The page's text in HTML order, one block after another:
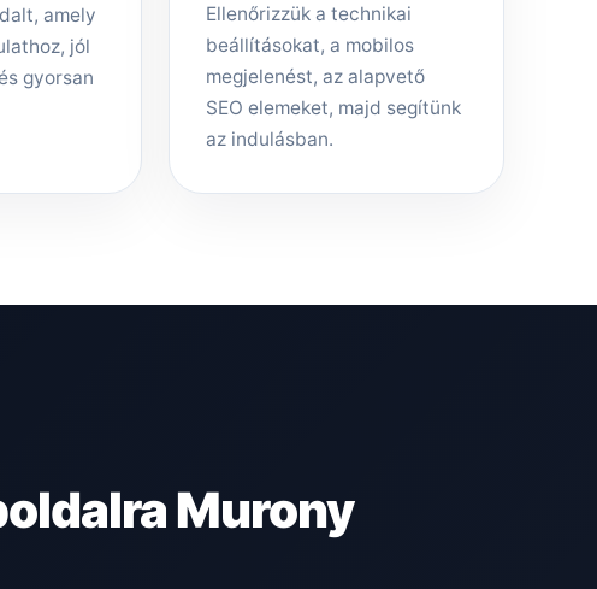
amely
jól
gyorsan
Ellenőrizzük a technikai
beállításokat, a mobilos
megjelenést, az alapvető
SEO elemeket, majd segítünk
az indulásban.
Murony